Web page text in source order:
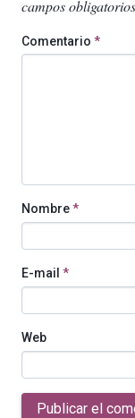
campos
Comentario *
Nombre*
E-mail *
Web
Publicar el